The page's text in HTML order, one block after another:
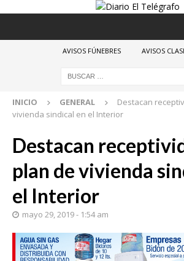
AVISOS FÚNEBRES AVISOS
INICIO GENERAL
Destacan
vivienda sindical en el Interior
Destacan
plan de vivienda
el Interior
mayo 29, 2019 - 1:54 am